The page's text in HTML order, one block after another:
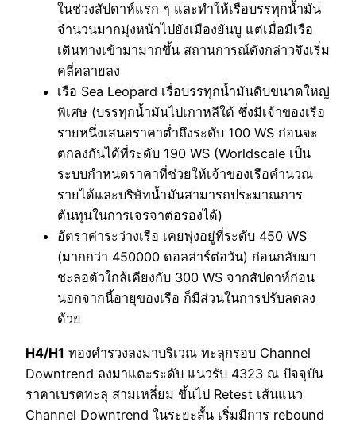
ในช่วงสัปดาห์แรก ๆ และทำให้เรือบรรทุกน้ำมัน
จำนวนมากมุ่งหน้าไปยังเมืองยันบู แต่เมื่อมีเรือ
เดินทางเข้ามามากขึ้น สถานการณ์ดังกล่าวจึงเริ่ม
คลี่คลายลง
เรือ Sea Leopard เรื่อบรรทุกน้ำมันดิบขนาดใหญ่
พิเศษ (บรรทุกน้ำมันไปเกาหลีใต้ ซึ่งมีเจ้าของเรือ
รายหนึ่งเสนอราคาต่ำถึงระดับ 100 WS ก่อนจะ
ตกลงกันได้ที่ระดับ 190 WS (Worldscale เป็น
ระบบกำหนดราคาที่ช่วยให้เจ้าของเรือคำนวณ
รายได้และบริษัทน้ำมันสามารถประมาณการ
ต้นทุนในการเจรจาต่อรองได้)
อัตราค่าระว่างเรือ เคยพุ่งอยู่ที่ระดับ 450 WS
(มากกว่า 450000 ดอลล่าร์ต่อวัน) ก่อนกลับมา
ชะลอตัวใกล้เคียงกับ 300 WS จากสัปดาห์ก่อน
นอกจากนี้อายุของเรือ ก็มีส่วนในการปรับลดลง
ด้วย
H4/H1 ทองคำรวงลงมาบริเวณ ทะลุกรอบ Channel
Downtrend ลงมาแตะระดับ แนวรับ 4323 ณ ปัจจุบัน
ราคาเบรคทะลุ สามเหลี่ยม ขึ้นไป Retest เส้นแนว
Channel Downtrend ในระยะสั้น เริ่มมีการ rebound